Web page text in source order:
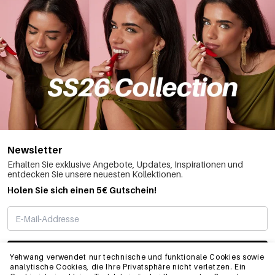
Yehwang verwendet nur technische und funktionale Cookies sowie
analytische Cookies, die Ihre Privatsphäre nicht verletzen. Ein
Newsletter
Erhalten Sie exklusive Angebote, Updates, Inspirationen und
entdecken Sie unsere neuesten Kollektionen.
Holen Sie sich einen 5€ Gutschein!
ABONNIEREN